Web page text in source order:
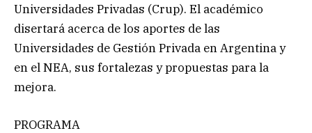
Universidades Privadas (Crup). El académico
disertará acerca de los aportes de las
Universidades de Gestión Privada en Argentina y
en el NEA, sus fortalezas y propuestas para la
mejora.
PROGRAMA